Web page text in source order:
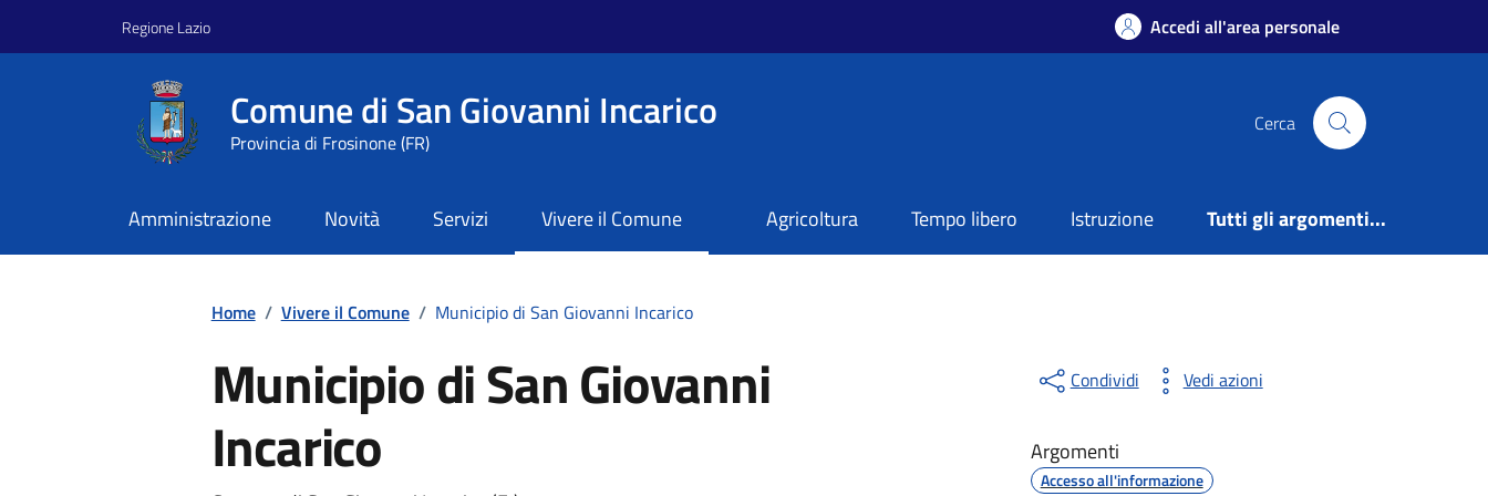
Regione Lazio Accedi all'area personale
Comune di San Giovanni Incarico
Provincia di Frosinone (FR)
Cerca
Amministrazione Novità Servizi Vivere il Comune Agricoltura Tempo libero Istruzione Tutti gli argomenti...
Home / Vivere il Comune / Municipio di San Giovanni Incarico
Municipio di San Giovanni
Incarico
Condividi Vedi azioni
Argomenti
Accesso all'informazione